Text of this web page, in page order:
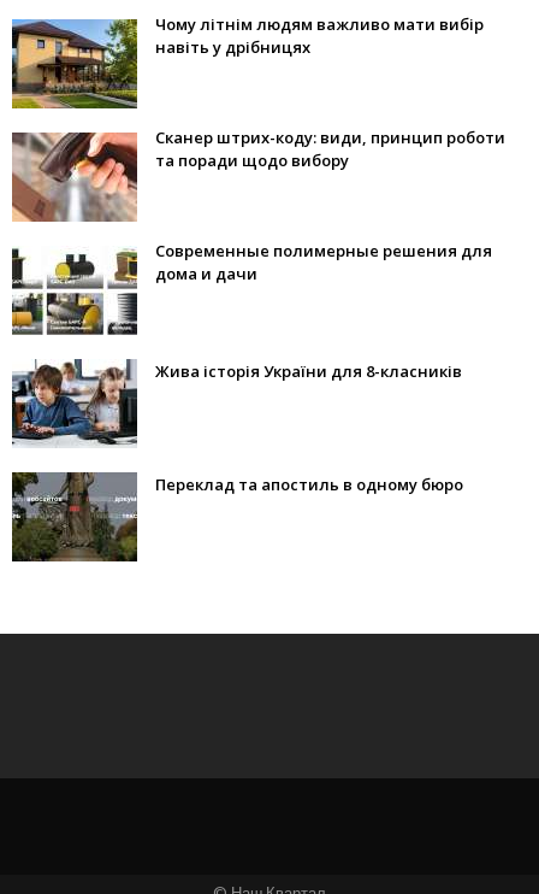
Чому літнім людям важливо мати вибір
навіть у дрібницях
Сканер штрих-коду: види, принцип роботи
та поради щодо вибору
Современные полимерные решения для
дома и дачи
Жива історія України для 8-класників
Переклад та апостиль в одному бюро